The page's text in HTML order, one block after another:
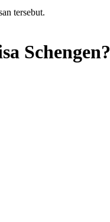
tersebut.
Schengen?